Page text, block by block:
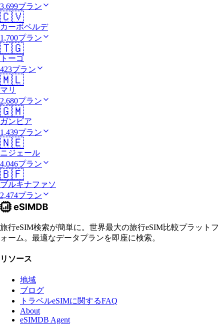
3,699プラン
🇨🇻
カーボベルデ
1,700プラン
🇹🇬
トーゴ
423プラン
🇲🇱
マリ
2,680プラン
🇬🇲
ガンビア
1,439プラン
🇳🇪
ニジェール
4,046プラン
🇧🇫
ブルキナファソ
2,474プラン
旅行eSIM検索が簡単に。世界最大の旅行eSIM比較プラットフ
ォーム。最適なデータプランを即座に検索。
リソース
地域
ブログ
トラベルeSIMに関するFAQ
About
eSIMDB Agent